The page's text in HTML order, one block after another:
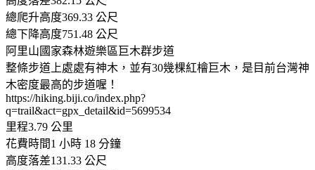
總爬升高度369.33 公尺
總下降高度751.48 公尺
阿里山國家森林遊樂區巨木群步道
整條步道上處處有神木，並有30幾棵紅檜巨木，是目前台灣神
木密度最高的步道喔！
https://hiking.biji.co/index.php?
q=trail&act=gpx_detail&id=5699534
里程3.79 公里
花費時間1 小時 18 分鐘
高度落差131.33 公尺